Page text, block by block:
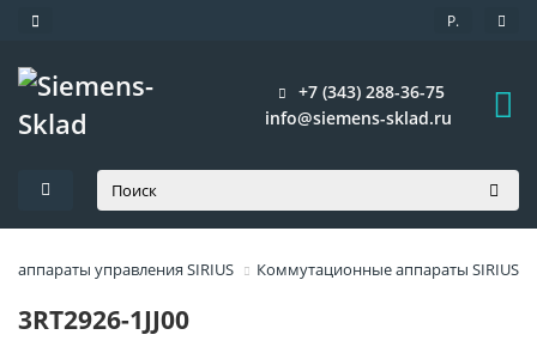
Р.
+7 (343) 288-36-75
info@siemens-sklad.ru
управления SIRIUS Коммутационные аппараты SIRIUS
3RT2926-1JJ00